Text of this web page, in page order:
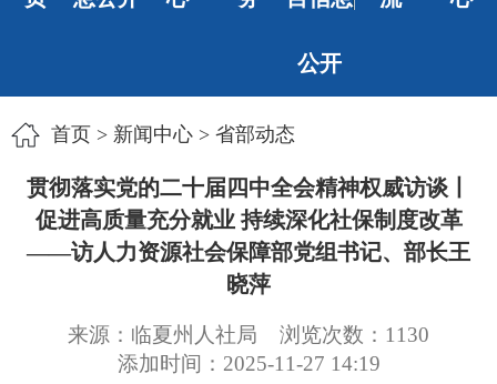
公开
首页> 新闻中心> 省部动态
贯彻落实党的二十届四中全会精神权威访谈丨
促进高质量充分就业 持续深化社保制度改革
——访人力资源社会保障部党组书记、部长王
晓萍
来源：临夏州人社局 浏览次数： 1130
添加时间：2025-11-27 14:19